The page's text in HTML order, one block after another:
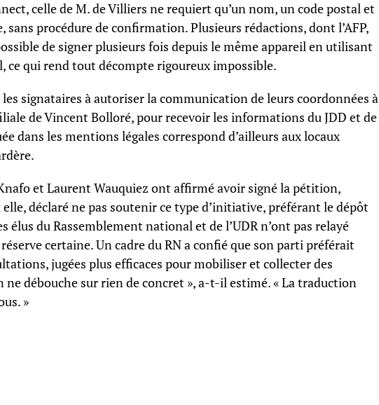
celle de M. de Villiers ne requiert qu’un nom, un code postal et
sans procédure de confirmation. Plusieurs rédactions, dont l’AFP,
de signer plusieurs fois depuis le même appareil en utilisant
ce qui rend tout décompte rigoureux impossible.
signataires à autoriser la communication de leurs coordonnées à
de Vincent Bolloré, pour recevoir les informations du JDD et de
dans les mentions légales correspond d’ailleurs aux locaux
et Laurent Wauquiez ont affirmé avoir signé la pétition,
déclaré ne pas soutenir ce type d’initiative, préférant le dépôt
élus du Rassemblement national et de l’UDR n’ont pas relayé
certaine. Un cadre du RN a confié que son parti préférait
jugées plus efficaces pour mobiliser et collecter des
ne débouche sur rien de concret », a-t-il estimé. « La traduction
»